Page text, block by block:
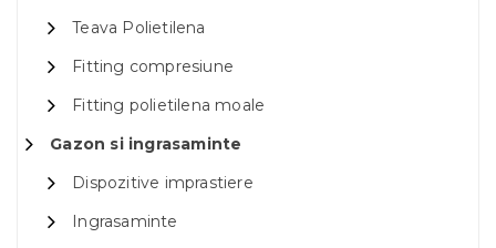
Teava Polietilena
Fitting compresiune
Fitting polietilena moale
Gazon si ingrasaminte
Dispozitive imprastiere
Ingrasaminte